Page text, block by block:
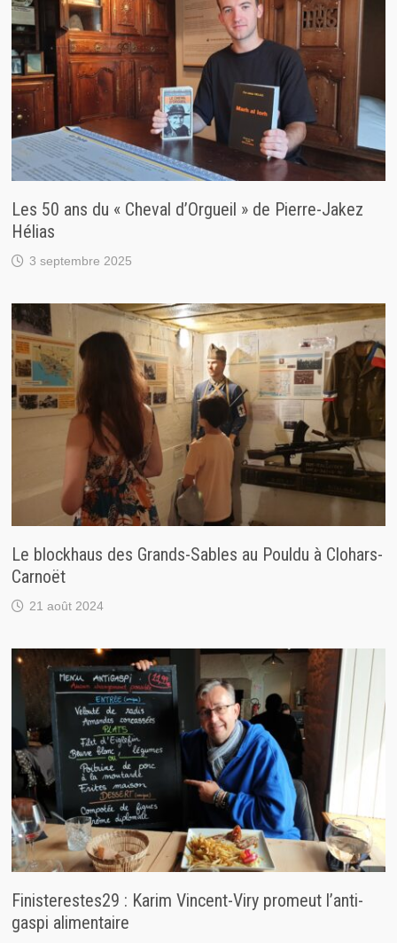
Les 50 ans du « Cheval d’Orgueil » de Pierre-Jakez
Hélias
3 septembre 2025
Le blockhaus des Grands-Sables au Pouldu à Clohars-
Carnoët
21 août 2024
Finisterestes29 : Karim Vincent-Viry promeut l’anti-
gaspi alimentaire